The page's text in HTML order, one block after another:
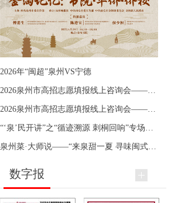
2026年“闽超”泉州VS宁德
数字报